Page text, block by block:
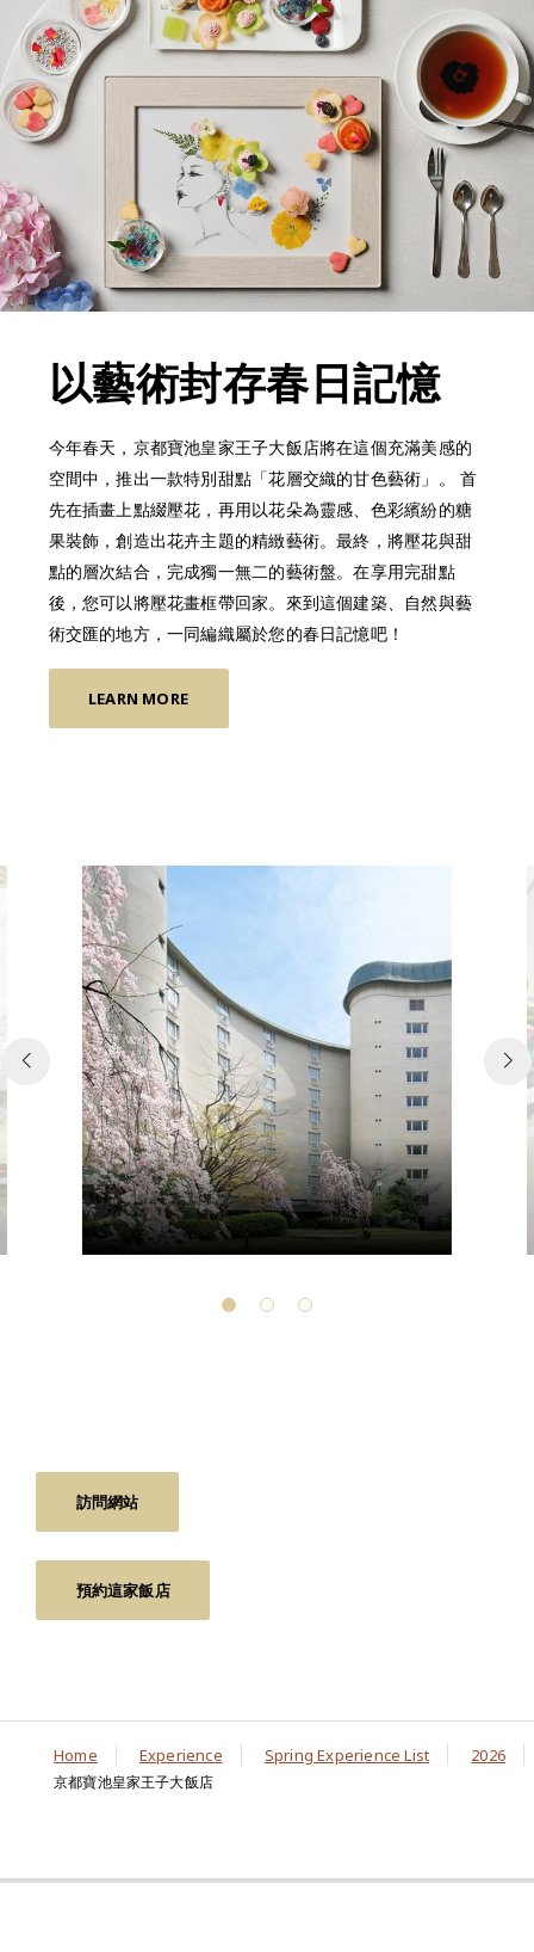
以藝術封存春日記憶
今年春天，京都寶池皇家王子大飯店將在這個充滿美感的
空間中，推出一款特別甜點「花層交織的甘色藝術」。 首
先在插畫上點綴壓花，再用以花朵為靈感、色彩繽紛的糖
果裝飾，創造出花卉主題的精緻藝術。最終，將壓花與甜
點的層次結合，完成獨一無二的藝術盤。在享用完甜點
後，您可以將壓花畫框帶回家。來到這個建築、自然與藝
術交匯的地方，一同編織屬於您的春日記憶吧！
LEARN MORE
訪問網站
預約這家飯店
Home Experience Spring Experience List 2026
京都寶池皇家王子大飯店